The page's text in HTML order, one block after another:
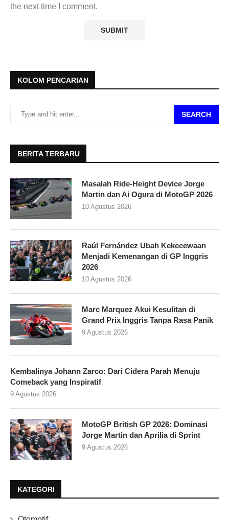
the next time I comment.
KOLOM PENCARIAN
SEARCH
BERITA TERBARU
Masalah Ride-Height Device Jorge
Martin dan Ai Ogura di MotoGP 2026
10 Agustus 2026
Raúl Fernández Ubah Kekecewaan
Menjadi Kemenangan di GP Inggris
2026
10 Agustus 2026
Marc Marquez Akui Kesulitan di
Grand Prix Inggris Tanpa Rasa Panik
9 Agustus 2026
Kembalinya Johann Zarco: Dari Cidera Parah Menuju
Comeback yang Inspiratif
9 Agustus 2026
MotoGP British GP 2026: Dominasi
Jorge Martin dan Aprilia di Sprint
9 Agustus 2026
KATEGORI